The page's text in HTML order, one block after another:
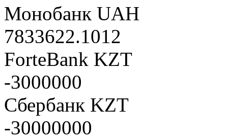
Монобанк UAH
7833622.1012
ForteBank KZT
-3000000
Сбербанк KZT
-30000000